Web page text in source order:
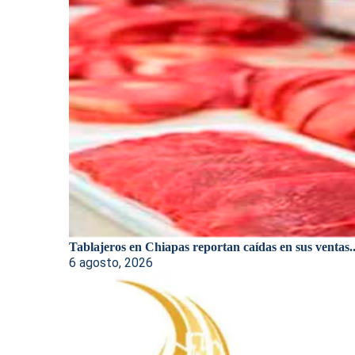
Tablajeros en Chiapas reportan caídas en sus
6 agosto, 2026